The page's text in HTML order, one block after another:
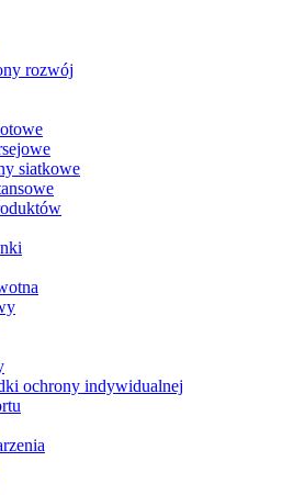
rozwój
siatkowe
ochrony indywidualnej